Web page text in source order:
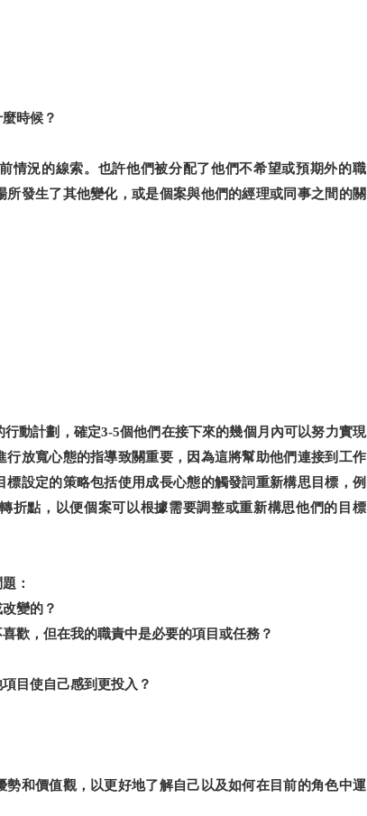
時候？
情況的線索。也許他們被分配了他們不希望或預期外的職
發生了其他變化，或是個案與他們的經理或同事之間的關
行動計劃，確定3-5個他們在接下來的幾個月內可以努力實現
放寬心態的指導致關重要，因為這將幫助他們連接到工作
設定的策略包括使用成長心態的觸發詞重新構思目標，例
折點，以便個案可以根據需要調整或重新構思他們的目標
：
變的？
歡，但在我的職責中是必要的項目或任務？
目使自己感到更投入？
和價值觀，以更好地了解自己以及如何在目前的角色中運